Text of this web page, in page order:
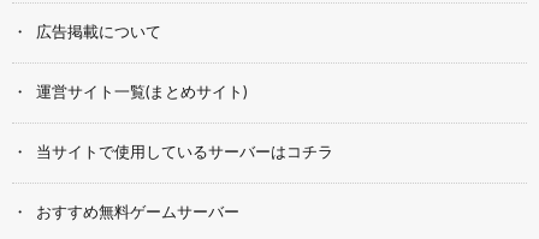
広告掲載について
運営サイト一覧(まとめサイト)
当サイトで使用しているサーバーはコチラ
おすすめ無料ゲームサーバー